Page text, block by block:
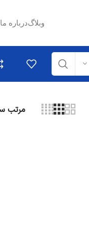
وبلاگدرباره ما